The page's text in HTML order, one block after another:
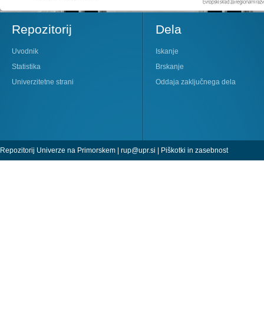
Repozitorij
Uvodnik
Statistika
Univerzitetne strani
Dela
Iskanje
Brskanje
Oddaja zaključnega dela
Repozitorij Univerze na Primorskem | rup@upr.si | Piškotki in zasebnost